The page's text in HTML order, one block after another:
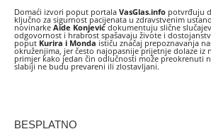
Domaći izvori poput portala VasGlas.info potvrđuju
ključno za sigurnost pacijenata u zdravstvenim
novinarke Aide Konjević dokumentuju slične
odgovornost i hrabrost spašavaju živote i
poput Kurira i Monda ističu značaj prepoznavanja
okruženjima, jer često najopasnije prijetnje dolaze iz
primjer kako jedan čin odlučnosti može preokrenuti
slabiji ne budu prevareni ili zlostavljani.